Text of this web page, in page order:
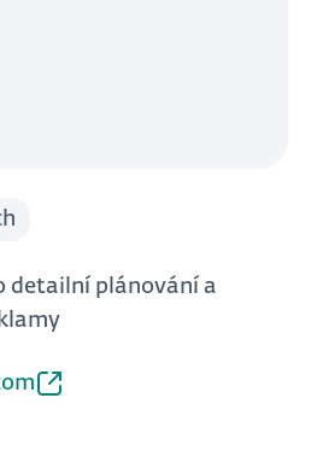
detailní plánování a